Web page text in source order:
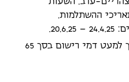
ההשתלמות.
במימון משרד החינוך למעט דמי רישום בסך 65